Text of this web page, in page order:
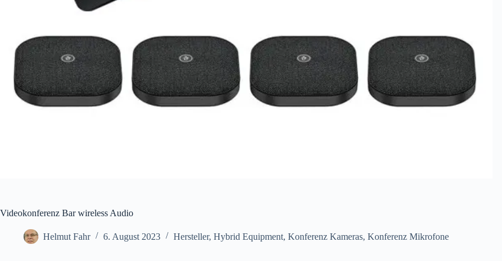
Videokonferenz Bar wireless Audio
Helmut Fahr 6. August 2023 Hersteller, Hybrid Equipment, Konferenz Kameras, Konferenz Mikrofone